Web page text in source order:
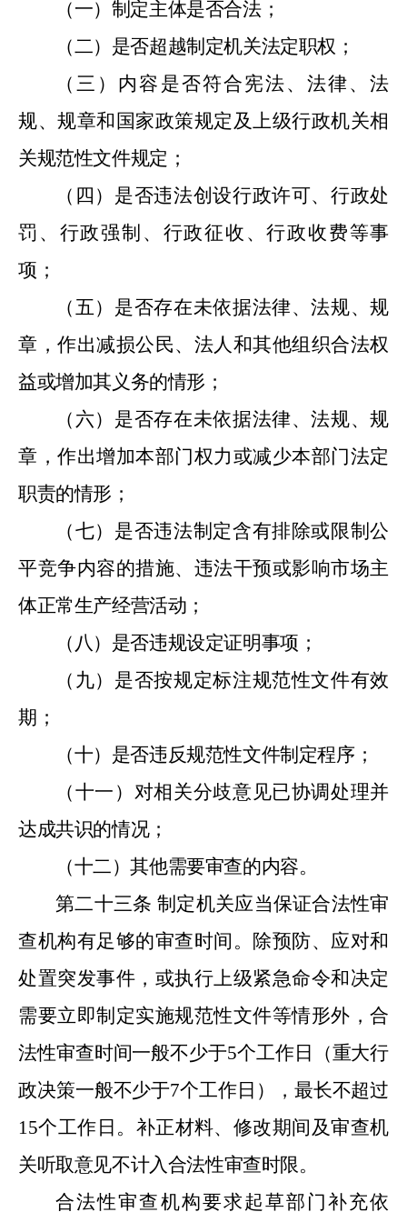
（一）制定主体是否合法；
（二）是否超越制定机关法定职权；
（三）内容是否符合宪法、法律、法
规、规章和国家政策规定及上级行政机关相
关规范性文件规定；
（四）是否违法创设行政许可、行政处
罚、行政强制、行政征收、行政收费等事
项；
（五）是否存在未依据法律、法规、规
章，作出减损公民、法人和其他组织合法权
益或增加其义务的情形；
（六）是否存在未依据法律、法规、规
章，作出增加本部门权力或减少本部门法定
职责的情形；
（七）是否违法制定含有排除或限制公
平竞争内容的措施、违法干预或影响市场主
体正常生产经营活动；
（八）是否违规设定证明事项；
（九）是否按规定标注规范性文件有效
期；
（十）是否违反规范性文件制定程序；
（十一）对相关分歧意见已协调处理并
达成共识的情况；
（十二）其他需要审查的内容。
第二十三条 制定机关应当保证合法性审
查机构有足够的审查时间。除预防、应对和
处置突发事件，或执行上级紧急命令和决定
需要立即制定实施规范性文件等情形外，合
法性审查时间一般不少于5个工作日（重大行
政决策一般不少于7个工作日），最长不超过
15个工作日。补正材料、修改期间及审查机
关听取意见不计入合法性审查时限。
合法性审查机构要求起草部门补充依